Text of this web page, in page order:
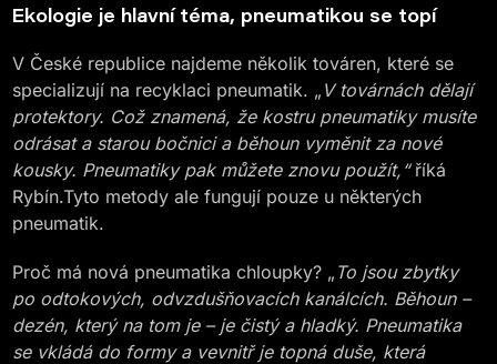
Ekologie je hlavní téma, pneumatikou se topí
V České republice najdeme několik továren, které se
specializují na recyklaci pneumatik. „ V továrnách dělají
protektory. Což znamená, že kostru pneumatiky musíte
odrásat a starou bočnici a běhoun vyměnit za nové
kousky. Pneumatiky pak můžete znovu použít,“říká
Rybín.Tyto metody ale fungují pouze u některých
pneumatik.
Proč má nová pneumatika chloupky? „ To jsou zbytky
po odtokových, odvzdušňovacích kanálcích. Běhoun –
dezén, který na tom je – je čistý a hladký. Pneumatika
se vkládá do formy a vevnitř je topná duše, která